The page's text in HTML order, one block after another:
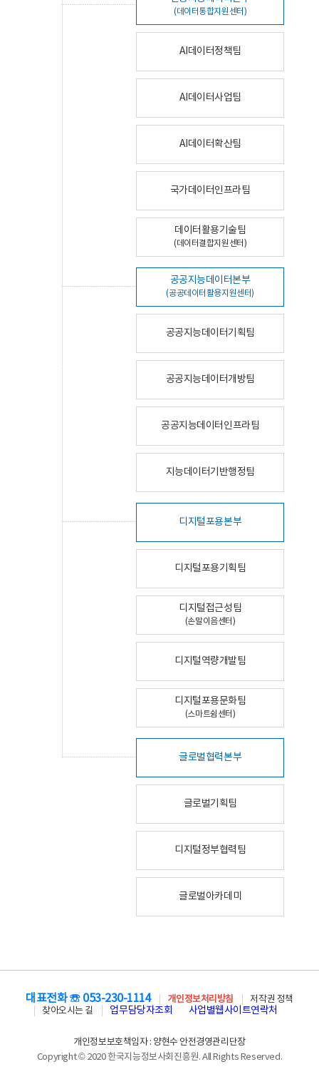
(데이터통합지원센터)
AI데이터정책팀
AI데이터사업팀
AI데이터확산팀
국가데이터인프라팀
데이터활용기술팀
(데이터결합지원센터)
공공지능데이터본부
(공공데이터활용지원센터)
공공지능데이터기획팀
공공지능데이터개방팀
공공지능데이터인프라팀
지능데이터기반행정팀
디지털포용본부
디지털포용기획팀
디지털접근성팀
(손말이음센터)
디지털역량개발팀
디지털포용문화팀
(스마트쉼센터)
글로벌협력본부
글로벌기획팀
디지털정부협력팀
글로벌아카데미
대표전화 ☏ 053-230-1114 개인정보처리방침
저작권 정책
찾아오시는 길
업무담당자조회 사업별웹사이트연락처
개인정보보호책임자 : 양현수 안전경영관리단장
Copyright © 2020 한국지능정보사회진흥원. All Rights Reserved.